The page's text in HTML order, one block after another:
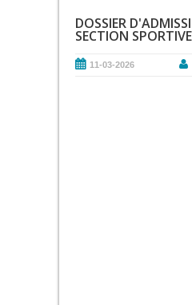
DOSSIER
SECTION SPORTIVE
11-03-2026